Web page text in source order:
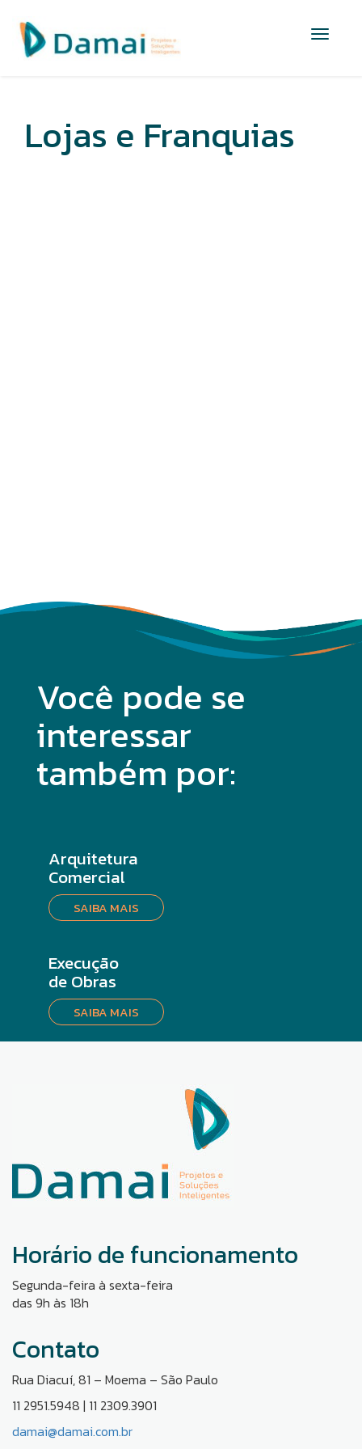
Pular
para
o
Lojas e Franquias
Você pode se
interessar
também por:
Arquitetura
Comercial
SAIBA MAIS
Execução
de Obras
SAIBA MAIS
Horário de funcionamento
Segunda-feira à sexta-feira
das 9h às 18h
Contato
Rua Diacuí, 81 – Moema – São Paulo
11 2951.5948 | 11 2309.3901
damai@damai.com.br